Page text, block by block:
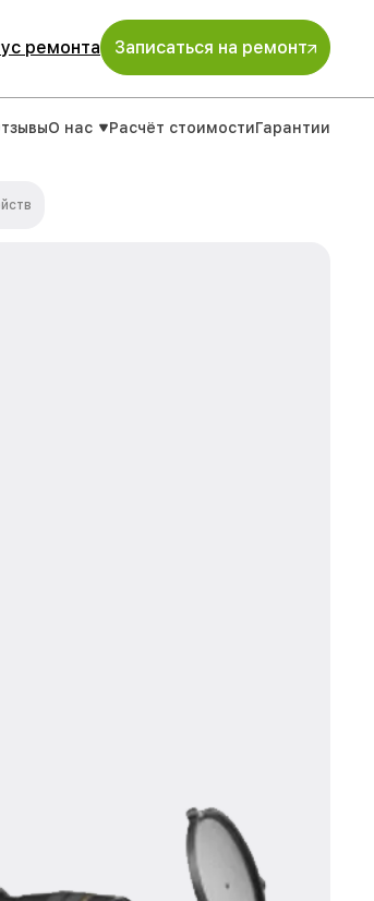
ремонта Записаться на ремонт
О нас Расчёт стоимостиГарантии